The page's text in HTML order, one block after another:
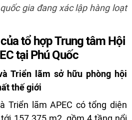
gia đang xác lập hàng loạt
tổ hợp Trung tâm Hội
tại Phú Quốc
Triển lãm sở hữu phòng hội
thế giới
Triển lãm APEC có tổng diện